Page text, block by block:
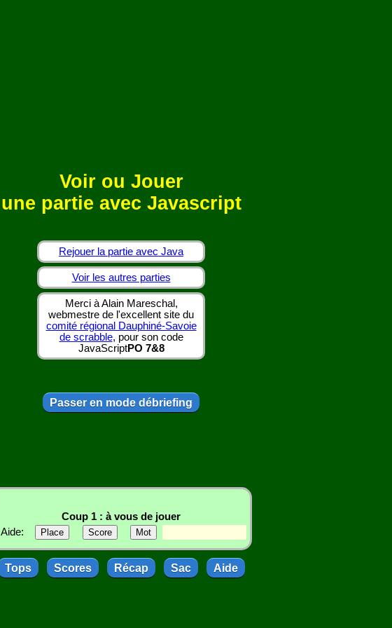
Voir ou Jouer
une partie avec Javascript
Rejouer la partie avec Java
Voir les autres parties
Merci à Alain Mareschal,
webmestre de l'excellent site du
comité régional Dauphiné-Savoie
de scrabble, pour son code
JavaScriptPO 7&8
Passer en mode débriefing
Coup 1 : à vous de jouer
Aide:
Tops Scores Récap Sac Aide